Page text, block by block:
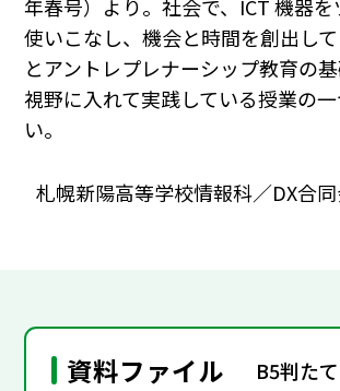
年春号）より。社会で、ICT 機器を
使いこなし、機会と時間を創出し
とアントレプレナーシップ教育の
視野に入れて実践している授業の
い。
札幌新陽高等学校情報科／DX合
資料ファイル B5判た